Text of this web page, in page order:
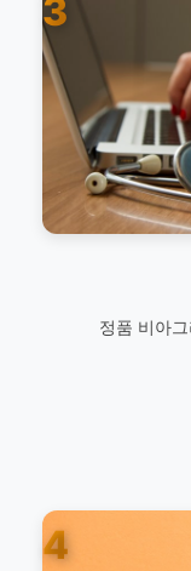
3
정품 비아
4